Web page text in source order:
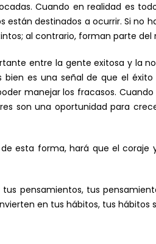
Cuando en realidad es
están destinados a ocurrir. Si no
al contrario, forman parte
entre la gente exitosa y la
es una señal de que el
manejar los fracasos.
son una oportunidad para
esta forma, hará que el
pensamientos, tus
en tus hábitos, tus hábitos